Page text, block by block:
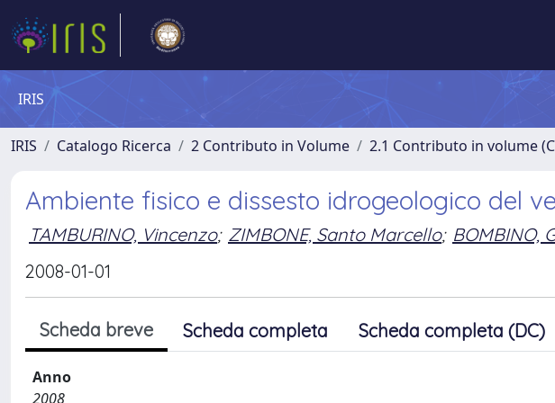
IRIS
IRIS Catalogo Ricerca 2 Contributo in Volume 2.1 Contributo in volume
Ambiente fisico e dissesto idrogeologico del
TAMBURINO, Vincenzo; ZIMBONE, Santo Marcello; BOMBINO,
2008-01-01
Scheda breve Scheda completa Scheda completa (DC)
Anno
2008